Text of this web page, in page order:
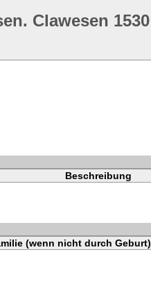
Clawesen 1530
Beschreibung
(wenn nicht durch Geburt)